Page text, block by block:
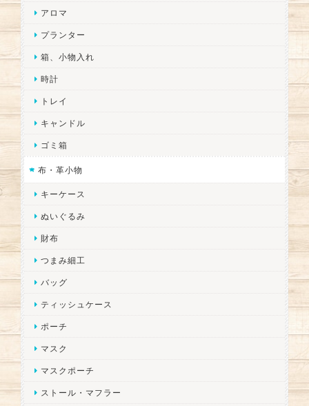
アロマ
プランター
箱、小物入れ
時計
トレイ
キャンドル
ゴミ箱
布・革小物
キーケース
ぬいぐるみ
財布
つまみ細工
バッグ
ティッシュケース
ポーチ
マスク
マスクポーチ
ストール・マフラー